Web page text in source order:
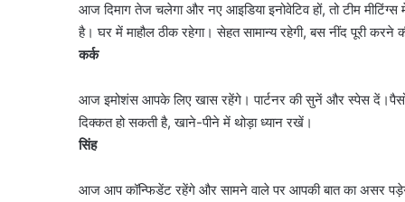
आज दिमाग तेज चलेगा और नए आइडिया इनोवेटिव हों, तो टीम
है। घर में माहौल ठीक रहेगा। सेहत सामान्य रहेगी, बस नींद पूरी
कर्क
आज इमोशंस आपके लिए खास रहेंगे। पार्टनर की सुनें और स्पेस
दिक्कत हो सकती है, खाने-पीने में थोड़ा ध्यान रखें।
सिंह
आज आप कॉन्फिडेंट रहेंगे और सामने वाले पर आपकी बात का असर